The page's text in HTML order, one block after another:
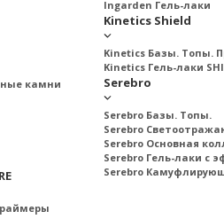
Ingarden Гель-лаки
Kinetics Shield
Kinetics Базы. Топы.
Kinetics Гель-лаки
камни
Serebro
Serebro Базы. Топы.
Serebro
Serebro Основная
Serebro Гель-лаки с
Serebro